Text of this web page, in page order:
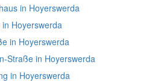
in Hoyerswerda
Hoyerswerda
in Hoyerswerda
Straße in Hoyerswerda
in Hoyerswerda